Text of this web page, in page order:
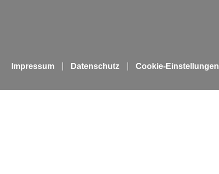
Impressum Datenschutz Cookie-Einstellungen